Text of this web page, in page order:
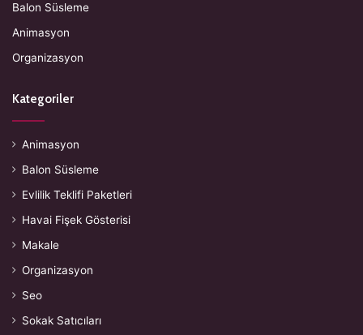
Balon Süsleme
Animasyon
Organizasyon
Kategoriler
Animasyon
Balon Süsleme
Evlilik Teklifi Paketleri
Havai Fişek Gösterisi
Makale
Organizasyon
Seo
Sokak Satıcıları